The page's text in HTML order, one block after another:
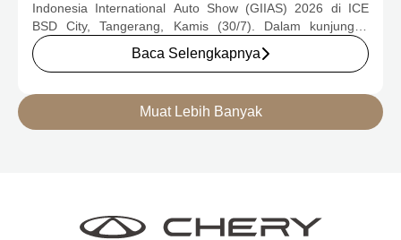
Indonesia International Auto Show (GIIAS) 2026 di ICE
BSD City, Tangerang, Kamis (30/7). Dalam kunjungan
tersebut, Menteri Perindustrian meninjau dua produk
elektrifikasi terbaru Chery, yakni Chery Q, compact EV
berteknologi Range-Extended Electric Vehicle (REEV) yang
dirancang untuk mendukung perjalanan jarak jauh.
Baca Selengkapnya
Muat Lebih Banyak